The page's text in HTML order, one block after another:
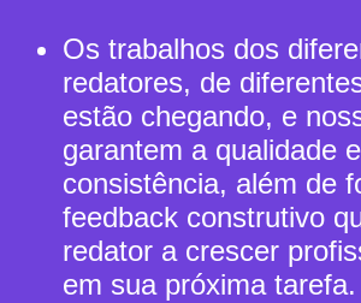
Os trabalhos dos
redatores, de
estão chegando, e
garantem a qualidade
consistência, além de
feedback construtivo
redator a crescer
em sua próxima tarefa.